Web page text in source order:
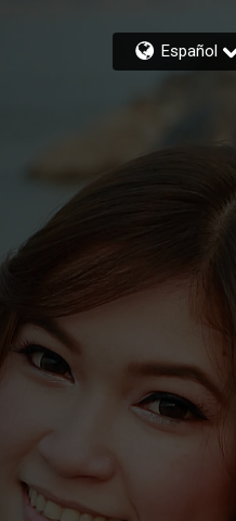
Español